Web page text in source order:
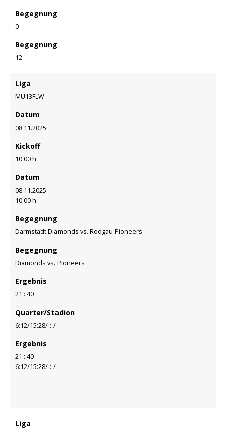
Begegnung
0
Begegnung
12
Liga
MU13FLW
Datum
08.11.2025
Kickoff
10:00 h
Datum
08.11.2025
10:00 h
Begegnung
Darmstadt Diamonds vs. Rodgau Pioneers
Begegnung
Diamonds vs. Pioneers
Ergebnis
21 : 40
Quarter/Stadion
6:12/15:28/-:-/-:-
Ergebnis
21 : 40
6:12/15:28/-:-/-:-
Liga